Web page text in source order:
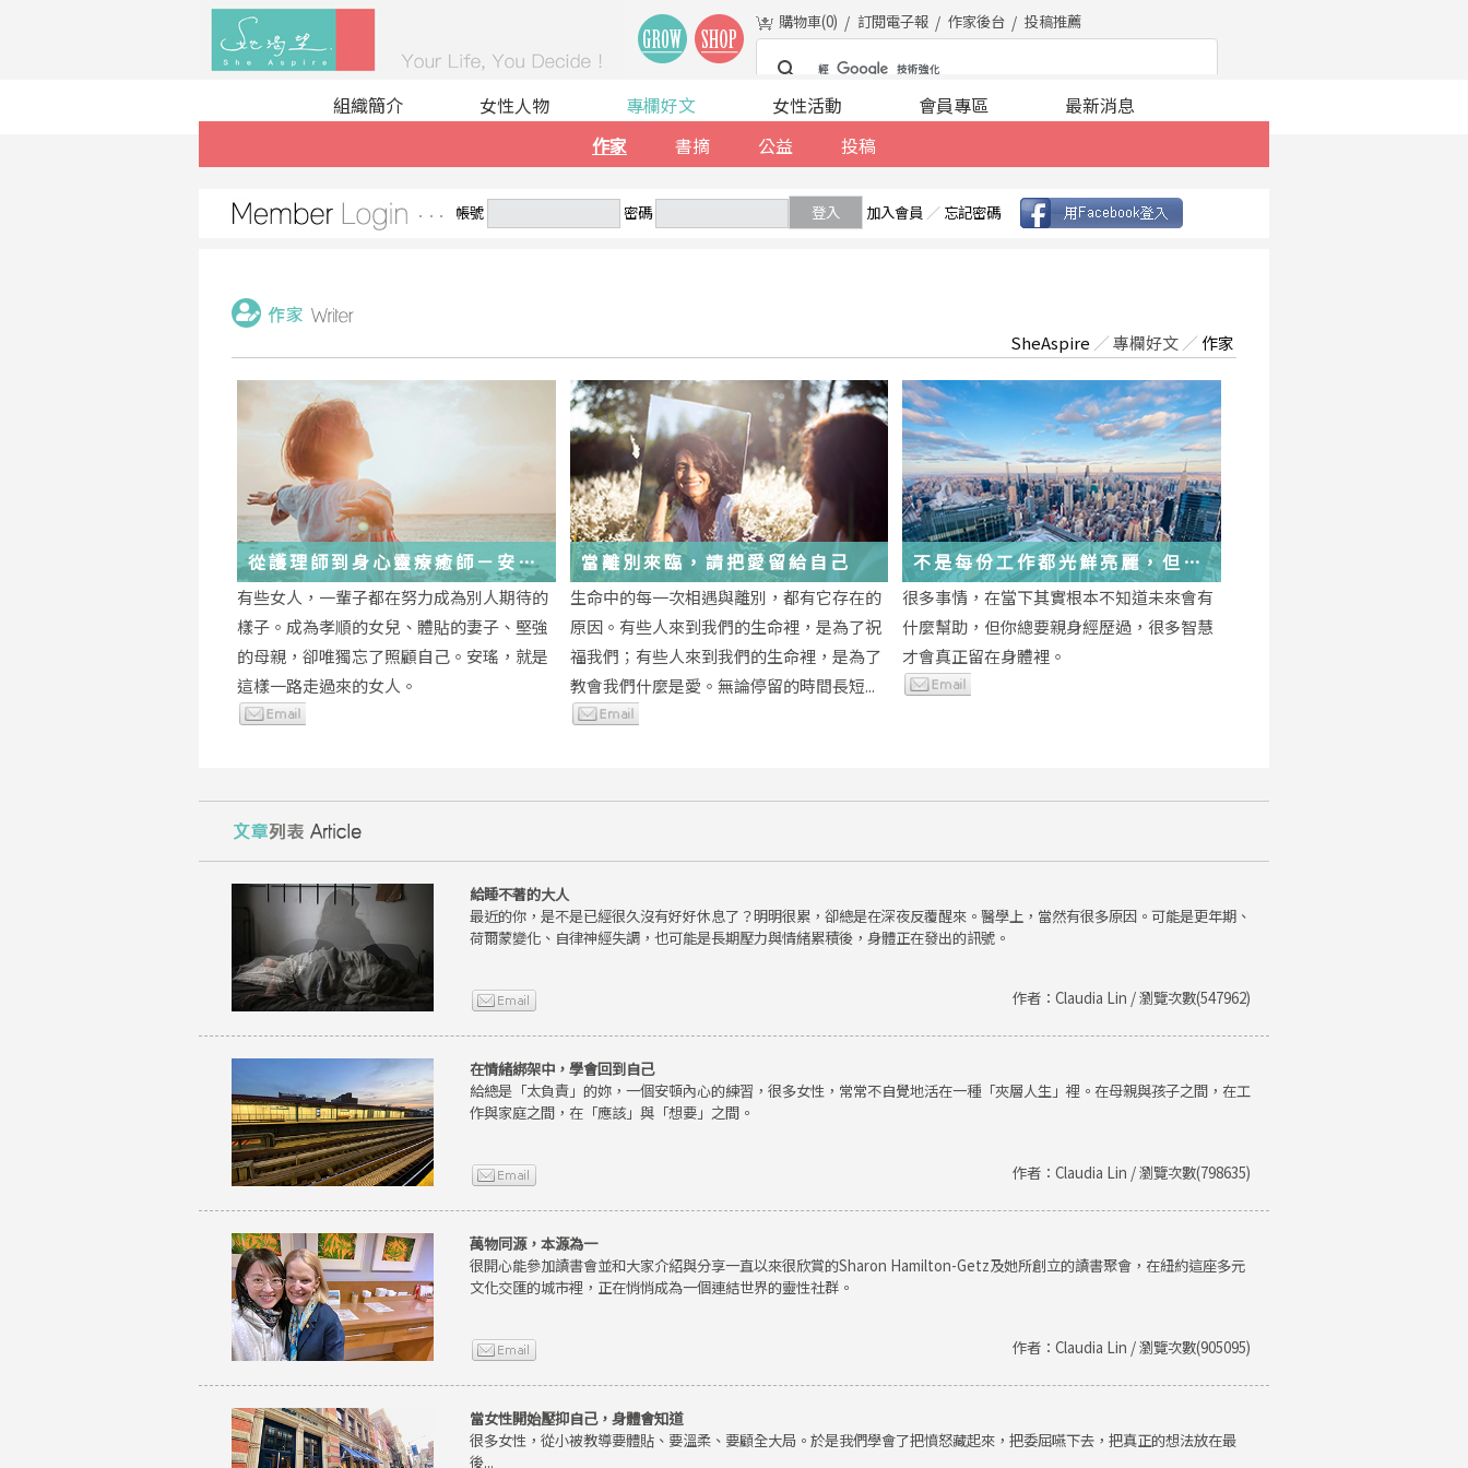
購物車(0) 訂閱電子報 作家後台 投稿推薦
組織簡介 女性人物
專欄好文
作家
書摘 公益 投稿
女性活動 會員專區 最新消息
帳號 密碼 登入 加入會員 ／ 忘記密碼
SheAspire ／專欄好文 ／ 作家
從護理師到身心靈療癒師－安
瑤：每一段低谷，都能成為重生
的起點
有些女人，一輩子都在努力成為別人期待的
樣子。成為孝順的女兒、體貼的妻子、堅強
的母親，卻唯獨忘了照顧自己。安瑤，就是
這樣一路走過來的女人。
當離別來臨，請把愛留給自己
生命中的每一次相遇與離別，都有它存在的
原因。有些人來到我們的生命裡，是為了祝
福我們；有些人來到我們的生命裡，是為了
教會我們什麼是愛。無論停留的時間長短...
不是每份工作都光鮮亮麗，但每
段經歷都在偷偷改變你
很多事情，在當下其實根本不知道未來會有
什麼幫助，但你總要親身經歷過，很多智慧
才會真正留在身體裡。
給睡不著的大人
最近的你，是不是已經很久沒有好好休息了？明明很累，卻總是在深夜反覆醒來。醫學上，當然有很多原因。可能是更年期、
荷爾蒙變化、自律神經失調，也可能是長期壓力與情緒累積後，身體正在發出的訊號。
作者：Claudia Lin / 瀏覽次數(547962)
在情緒綁架中，學會回到自己
給總是「太負責」的妳，一個安頓內心的練習，很多女性，常常不自覺地活在一種「夾層人生」裡。在母親與孩子之間，在工
作與家庭之間，在「應該」與「想要」之間。
作者：Claudia Lin / 瀏覽次數(798635)
萬物同源，本源為一
很開心能參加讀書會並和大家介紹與分享一直以來很欣賞的Sharon Hamilton-Getz及她所創立的讀書聚會，在紐約這座多元
文化交匯的城市裡，正在悄悄成為一個連結世界的靈性社群。
作者：Claudia Lin / 瀏覽次數(905095)
當女性開始壓抑自己，身體會知道
很多女性，從小被教導要體貼、要溫柔、要顧全大局。於是我們學會了把憤怒藏起來，把委屈嚥下去，把真正的想法放在最
後...